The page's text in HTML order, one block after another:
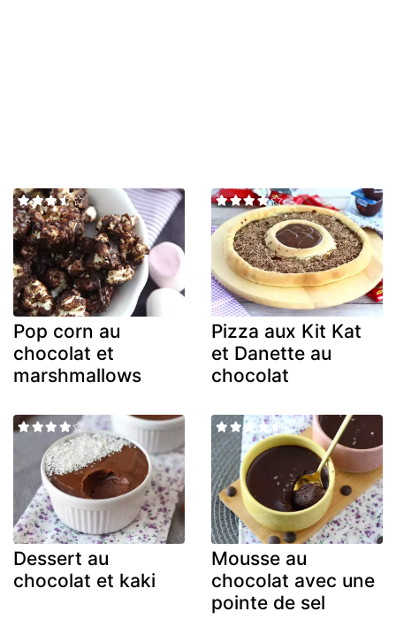
Pop corn au
chocolat et
marshmallows
Pizza aux Kit Kat
et Danette au
chocolat
Dessert au
chocolat et kaki
Mousse au
chocolat avec une
pointe de sel